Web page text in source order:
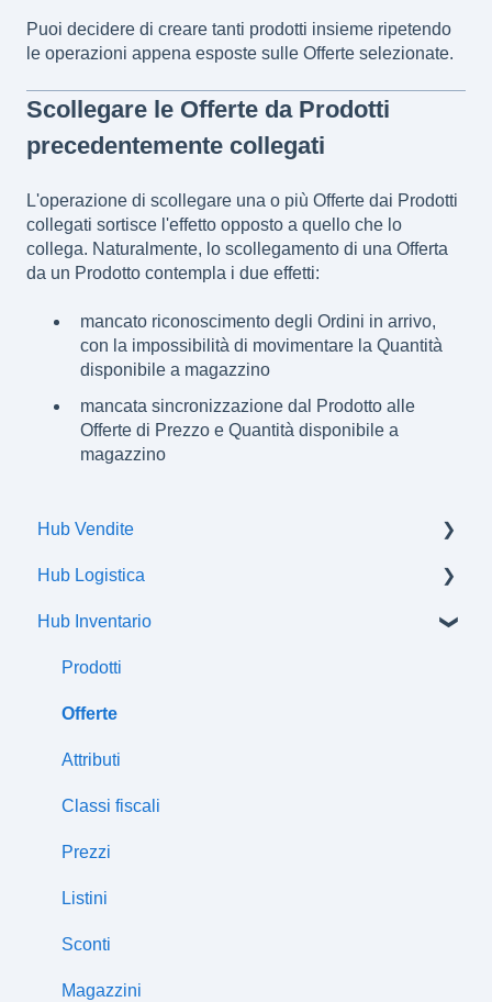
Puoi decidere di creare tanti prodotti insieme ripetendo
le operazioni appena esposte sulle Offerte selezionate.
Scollegare le Offerte da Prodotti
precedentemente collegati
L'operazione di scollegare una o più Offerte dai Prodotti
collegati sortisce l'effetto opposto a quello che lo
collega. Naturalmente, lo scollegamento di una Offerta
da un Prodotto contempla i due effetti:
mancato riconoscimento degli Ordini in arrivo,
con la impossibilità di movimentare la Quantità
disponibile a magazzino
mancata sincronizzazione dal Prodotto alle
Offerte di Prezzo e Quantità disponibile a
magazzino
Hub Vendite
Ordini
Hub Logistica
Spedizioni
Flussi di comunicazione
Hub Inventario
Prodotti
Offerte
Attributi
Classi fiscali
Prezzi
Listini
Sconti
Magazzini